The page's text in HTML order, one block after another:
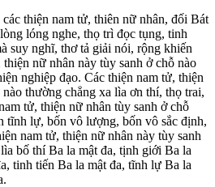
thiện nam tử, thiên nữ nhân, đối Bát
lóng nghe, thọ trì đọc tụng, tinh
suy nghĩ, thơ tả giải nói, rộng khiến
nữ nhân này tùy sanh ở chỗ nào
nghiệp đạo. Các thiện nam tử, thiện
thường chẳng xa lìa ơn thí, thọ trai,
tử, thiện nữ nhân tùy sanh ở chỗ
tĩnh lự, bốn vô lượng, bốn vô sắc định,
nam tử, thiện nữ nhân này tùy sanh
bố thí Ba la mật đa, tịnh giới Ba la
tinh tiến Ba la mật đa, tĩnh lự Ba la